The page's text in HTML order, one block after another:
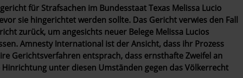
für Strafsachen im Bundesstaat Texas Melissa Lucio
sie hingerichtet werden sollte. Das Gericht verwies den Fall
zurück, um angesichts neuer Belege Melissa Lucios
Amnesty International ist der Ansicht, dass ihr Prozess
Gerichtsverfahren entsprach, dass ernsthafte Zweifel an
unter diesen Umständen gegen das Völkerrecht